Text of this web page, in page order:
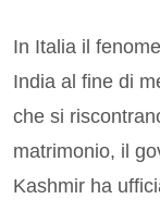
In Italia il
India al fine di
che si
matrimonio, il
Kashmir ha